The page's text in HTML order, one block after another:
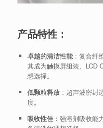
产品特性：
卓越的清洁性能：复合纤
其成为触摸屏组装、LCD
想选择。
低颗粒释放：超声波密封
度。
吸收性佳：强溶剂吸收能